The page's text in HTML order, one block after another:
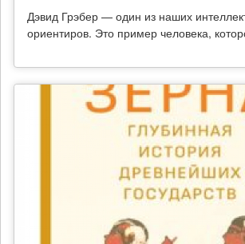
Дэвид Грэбер — один из наших
ориентиров. Это пример человека,